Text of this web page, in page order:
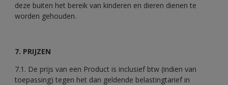
deze buiten het bereik van kinderen en dieren dienen te
worden gehouden.
7. PRIJZEN
7.1. De prijs van een Product is inclusief btw (indien van
toepassing) tegen het dan geldende belastingtarief in